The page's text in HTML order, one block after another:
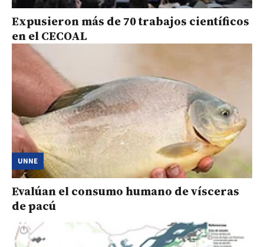
Expusieron más de 70 trabajos científicos
en el CECOAL
UNNE
Evalúan el consumo humano de vísceras
de pacú